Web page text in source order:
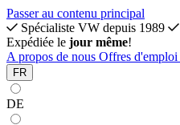
Passer au contenu principal
Spécialiste VW depuis 1989
Expédiée le jour même!
A propos de nous Offres d'emploi
FR
DE